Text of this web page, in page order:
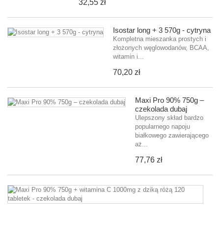
32,55 zł
Isostar long + 3 570g - cytryna
Kompletna mieszanka prostych i
złożonych węglowodanów, BCAA,
witamin i...
70,20 zł
Maxi Pro 90% 750g –
czekolada dubaj
Ulepszony skład bardzo
popularnego napoju
białkowego zawierającego
aż...
77,76 zł